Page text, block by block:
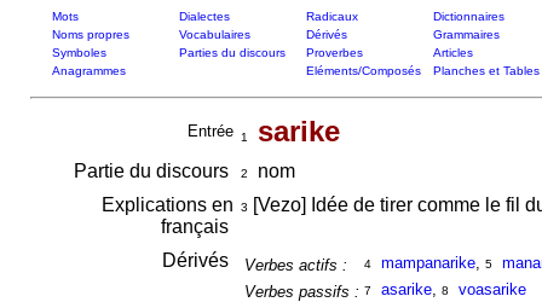
Mots Dialectes Radicaux
Dictionnaires
Noms propres
Vocabulaires Dérivés
Grammaires
Symboles
Parties du discours Proverbes
Articles
Anagrammes
Eléments/Composés Planches et Tables
Entrée 1 sarike
Partie du discours 2
nom
Explications en
français
3 [Vezo] Idée de tirer comme le fil
Dérivés Verbes actifs : 4 mampanarike, 5
Verbes passifs : 7 asarike, 8
voasarike